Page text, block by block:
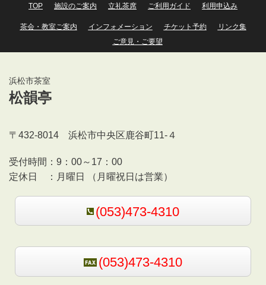
TOP 施設のご案内 立礼茶席 ご利用ガイド 利用申込み
茶会・教室ご案内 インフォメーション チケット予約
リンク集
ご意見・ご要望
浜松市茶室
松韻亭
〒432-8014 浜松市中央区鹿谷町11-４
受付時間： 9：00～17：00
定休日 ： 月曜日 （月曜祝日は営業）
(053)473-4310
(053)473-4310